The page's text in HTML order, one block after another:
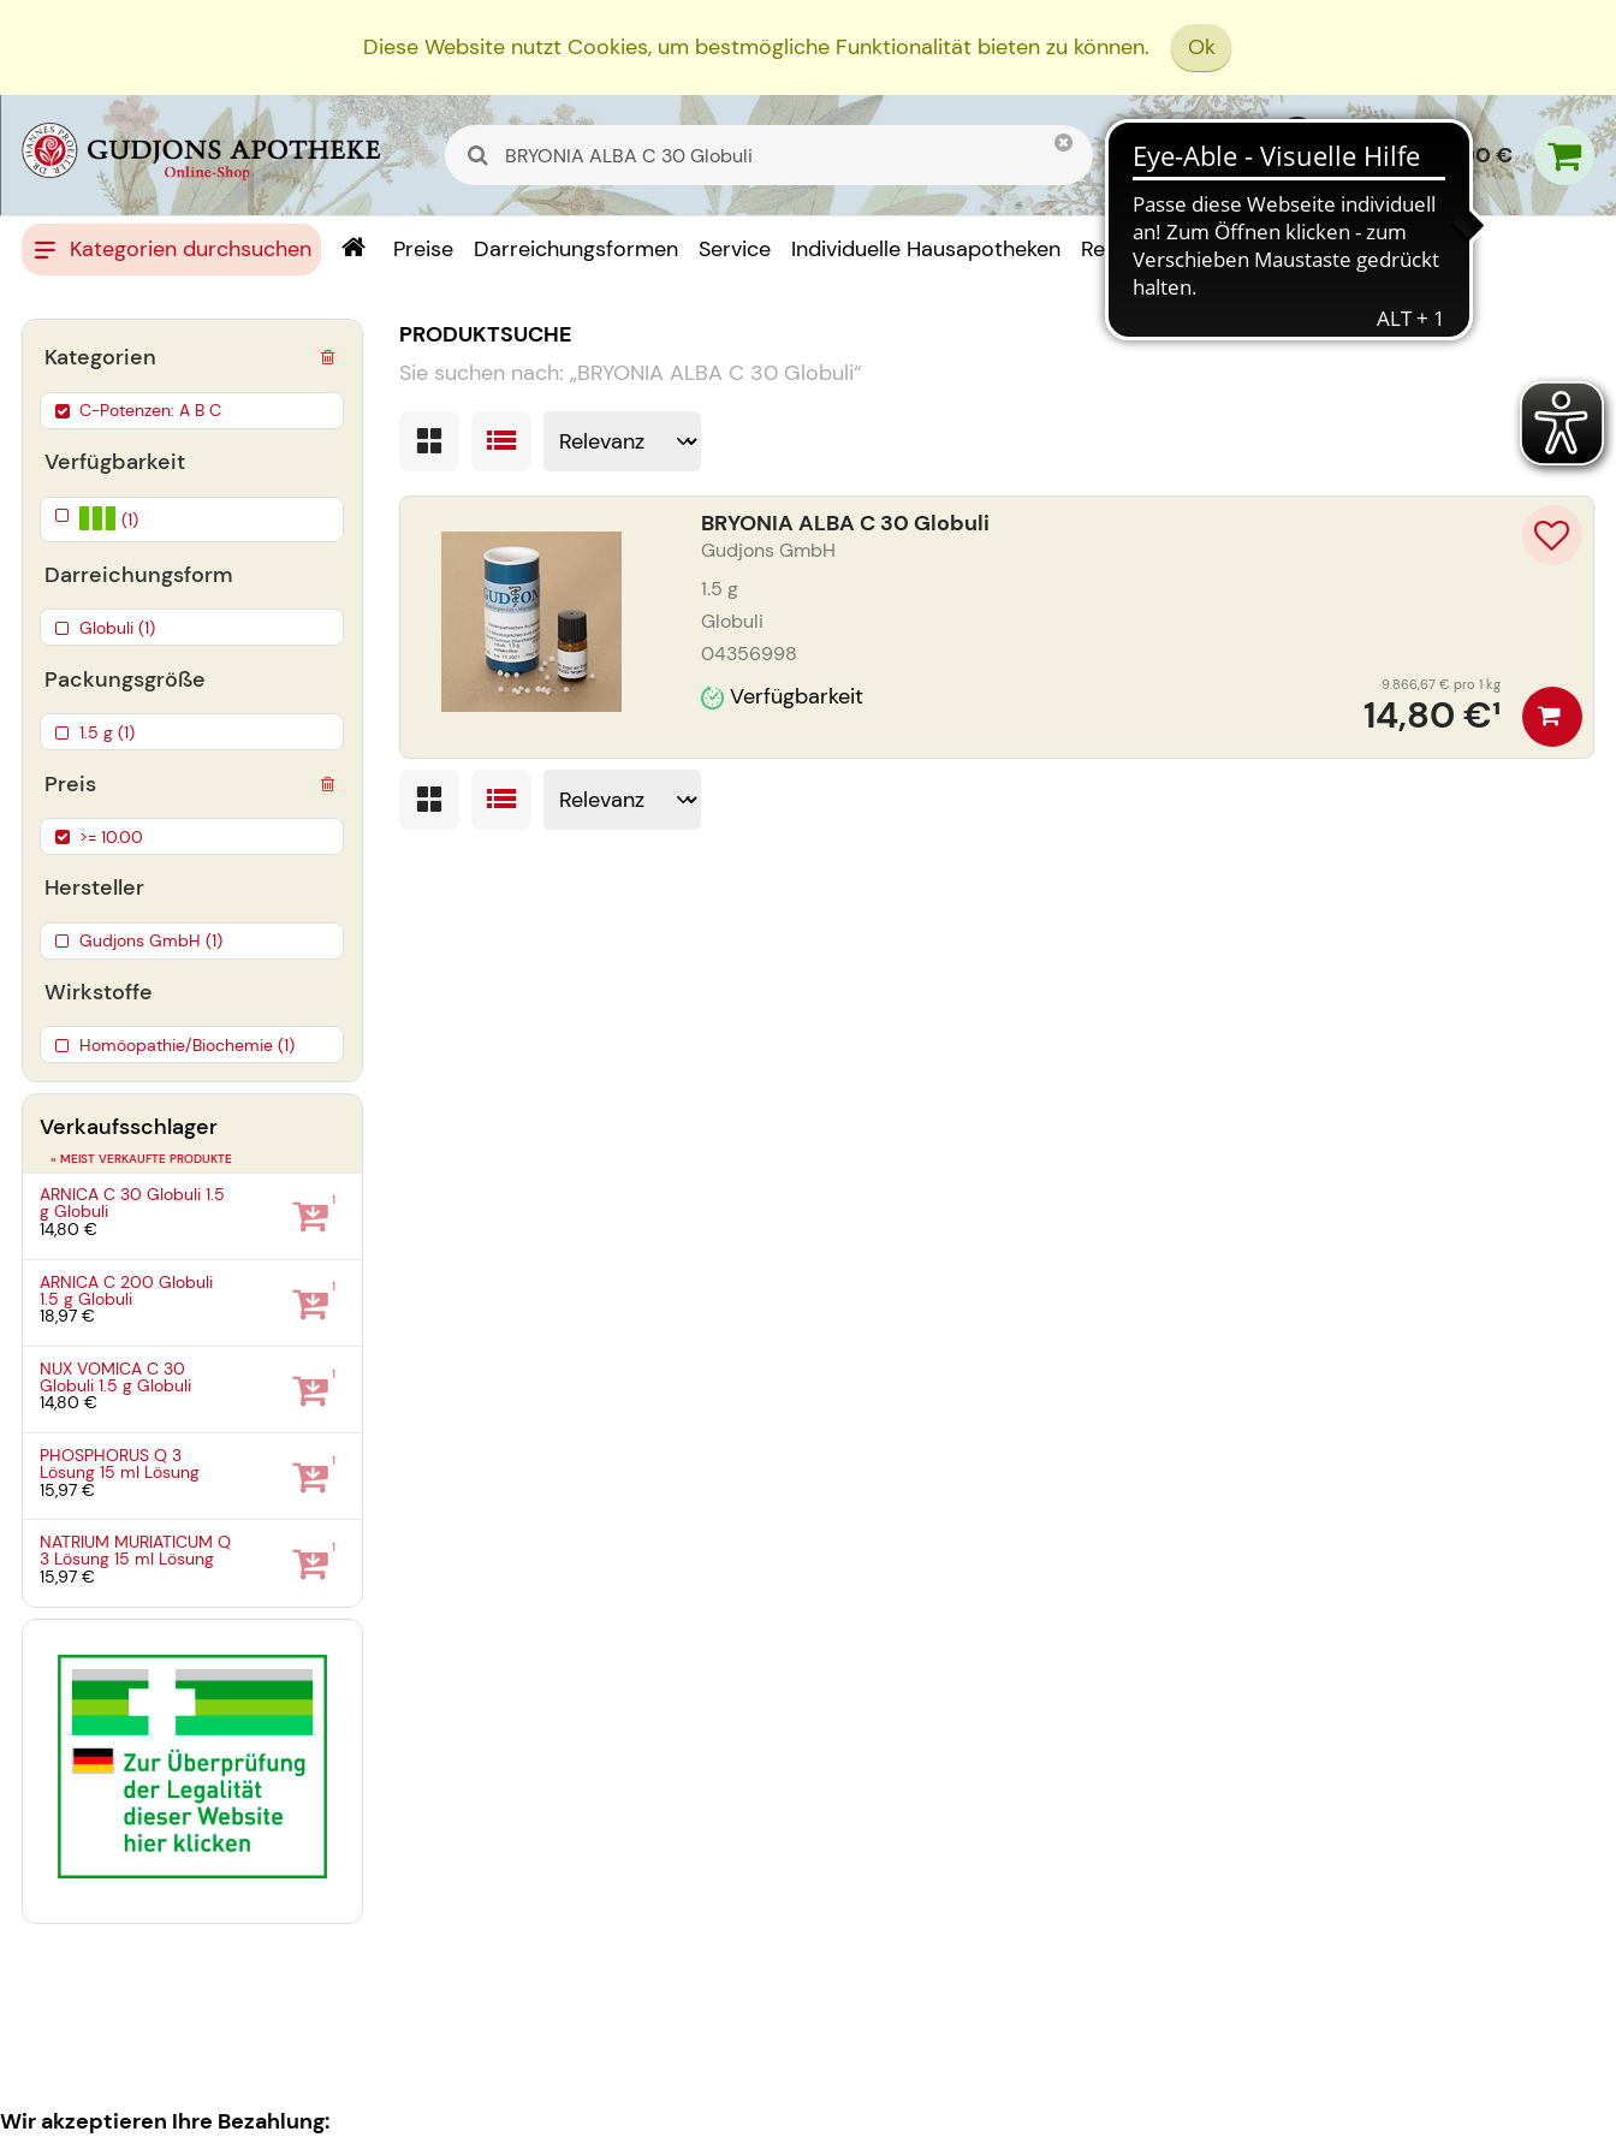
Diese Website nutzt Cookies, um bestmögliche Funktionalität bieten zu können. Ok
0,00 €
Kategorien durchsuchen Preise Darreichungsformen Service Individuelle Hausapotheken Rezept Einreichen
PRODUKTSUCHE
Sie suchen nach: „BRYONIA ALBA C 30 Globuli“
BRYONIA ALBA C 30 Globuli
Gudjons GmbH
1.5 g
Globuli
04356998
Verfügbarkeit 14,80 €¹
9.866,67 € pro 1 kg
Verfügbarkeit
(1)
Darreichungsform
Globuli (1)
Packungsgröße
1.5 g (1)
Preis
>= 10.00
Hersteller
Gudjons GmbH (1)
Wirkstoffe
Homöopathie/Biochemie (1)
Kategorien
C-Potenzen: A B C
Verkaufsschlager
» MEIST VERKAUFTE PRODUKTE
ARNICA C 30 Globuli1.5
gGlobuli
14,80 €
1
ARNICA C 200 Globuli
1.5 gGlobuli
18,97 €
1
NUX VOMICA C 30
Globuli1.5 gGlobuli
14,80 €
1
PHOSPHORUS Q 3
Lösung15 ml Lösung
15,97 €
1
NATRIUM MURIATICUM Q
3 Lösung15 ml Lösung
15,97 €
1
Wir akzeptieren Ihre Bezahlung: